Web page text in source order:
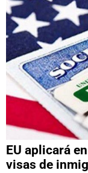
EU aplicará
visas de